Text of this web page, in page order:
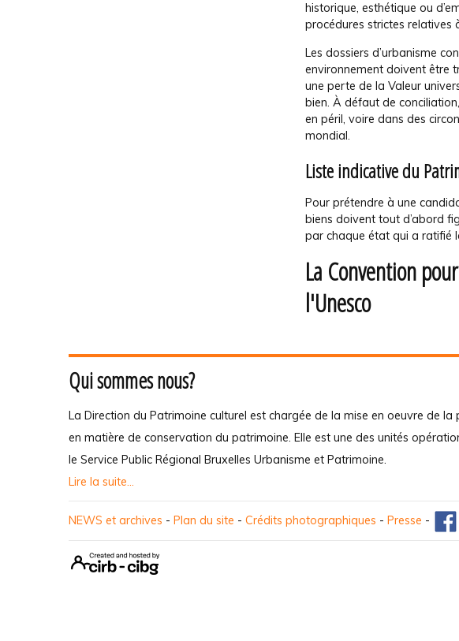
historique, esthétique ou
procédures strictes relatives
Les dossiers d’urbanisme
environnement doivent être
une perte de la Valeur
bien. À défaut de
en péril, voire dans des
mondial.
Liste indicative du
Pour prétendre à une
biens doivent tout d’abord
par chaque état qui a ratifié
La Convention
l'Unesco
Qui sommes nous?
La Direction du Patrimoine culturel est chargée de la mise en oeuvre de la
en matière de conservation du patrimoine. Elle est une des unités
le Service Public Régional Bruxelles Urbanisme et Patrimoine.
Lire la suite...
NEWS et archives - Plan du site - Crédits photographiques - Presse -